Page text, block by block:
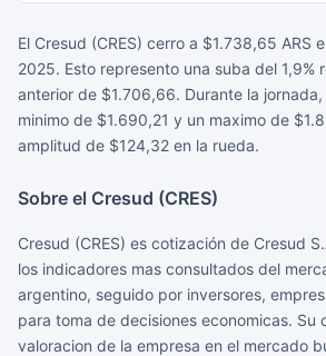
El Cresud (CRES) cerro a $1.738,65 ARS
2025. Esto represento una suba del 1,9%
anterior de $1.706,66. Durante la
minimo de $1.690,21 y un maximo de
amplitud de $124,32 en la rueda.
Sobre el Cresud (CRES)
Cresud (CRES) es cotización de Cresud
los indicadores mas consultados del
argentino, seguido por inversores,
para toma de decisiones economicas. Su
valoracion de la empresa en el mercado